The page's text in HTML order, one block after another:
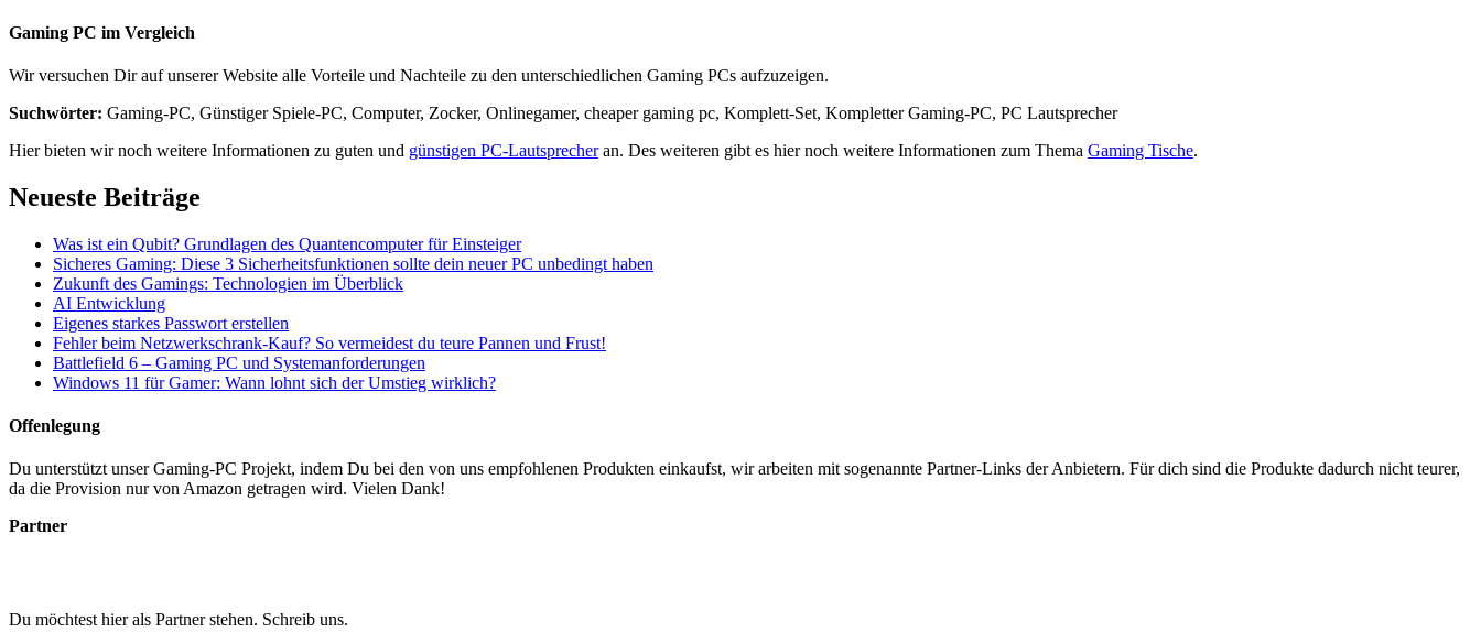
Gaming PC im Vergleich
Wir versuchen Dir auf unserer Website alle Vorteile und Nachteile zu den unterschiedlichen Gaming PCs aufzuzeigen.
Suchwörter: Gaming-PC, Günstiger Spiele-PC, Computer, Zocker, Onlinegamer, cheaper gaming pc, Komplett-Set, Kompletter Gaming-PC, PC Lautsprecher
Hier bieten wir noch weitere Informationen zu guten und günstigen PC-Lautsprecheran. Des weiteren gibt es hier noch weitere Informationen zum Thema Gaming Tische.
Neueste Beiträge
Was ist ein Qubit? Grundlagen des Quantencomputer für Einsteiger
Sicheres Gaming: Diese 3 Sicherheitsfunktionen sollte dein neuer PC unbedingt haben
Zukunft des Gamings: Technologien im Überblick
AI Entwicklung
Eigenes starkes Passwort erstellen
Fehler beim Netzwerkschrank-Kauf? So vermeidest du teure Pannen und Frust!
Battlefield 6 – Gaming PC und Systemanforderungen
Windows 11 für Gamer: Wann lohnt sich der Umstieg wirklich?
Offenlegung
Du unterstützt unser Gaming-PC Projekt, indem Du bei den von uns empfohlenen Produkten einkaufst, wir arbeiten mit sogenannte Partner-Links der Anbietern. Für dich sind die Produkte dadurch nicht teurer,
da die Provision nur von Amazon getragen wird. Vielen Dank!
Partner
Du möchtest hier als Partner stehen. Schreib uns.